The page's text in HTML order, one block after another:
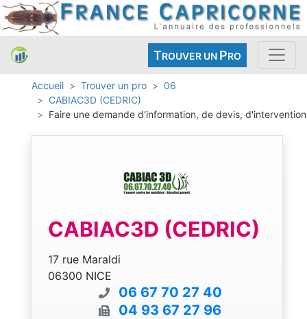
TROUVER UN PRO
Accueil Trouver un pro
06
CABIAC3D (CEDRIC)
Faire une demande d'information, de devis, d'intervention
CABIAC3D (CEDRIC)
17 rue Maraldi
06300 NICE
06 67 70 27 40
04 93 67 27 96